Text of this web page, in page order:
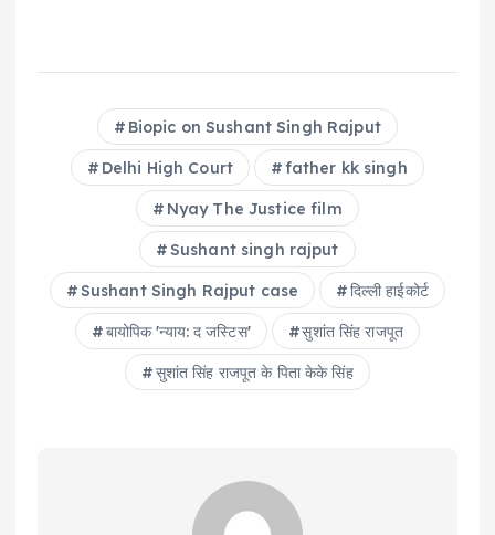
Biopic on Sushant Singh Rajput
Delhi High Court father kk singh
Nyay The Justice film
Sushant singh rajput
Sushant Singh Rajput case द‍िल्‍ली हाईकोर्ट
बायोपिक 'न्याय: द जस्टिस' सुशांत सिंह राजपूत
सुशांत सिंह राजपूत के पिता केके सिंह